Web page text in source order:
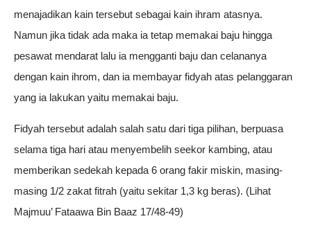
menajadikan kain tersebut sebagai kain ihram atasnya.
Namun jika tidak ada maka ia tetap memakai baju hingga
pesawat mendarat lalu ia mengganti baju dan celananya
dengan kain ihrom, dan ia membayar fidyah atas pelanggaran
yang ia lakukan yaitu memakai baju.
Fidyah tersebut adalah salah satu dari tiga pilihan, berpuasa
selama tiga hari atau menyembelih seekor kambing, atau
memberikan sedekah kepada 6 orang fakir miskin, masing-
masing 1/2 zakat fitrah (yaitu sekitar 1,3 kg beras). (Lihat
Majmuu’ Fataawa Bin Baaz 17/48-49)